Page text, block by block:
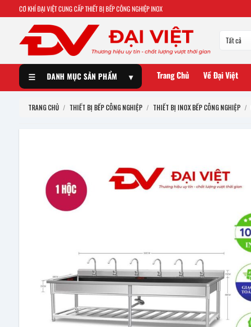
CƠ KHÍ ĐẠI VIỆT CUNG CẤP THIẾT BỊ BẾP CÔNG NGHIỆP INOX
☰ DANH MỤC SẢN PHẨM ▾ Trang Chủ Về Đại Việt
TRANG CHỦ / THIẾT BỊ BẾP CÔNG NGHIỆP / THIẾT BỊ INOX BẾP CÔNG NGHIỆP /